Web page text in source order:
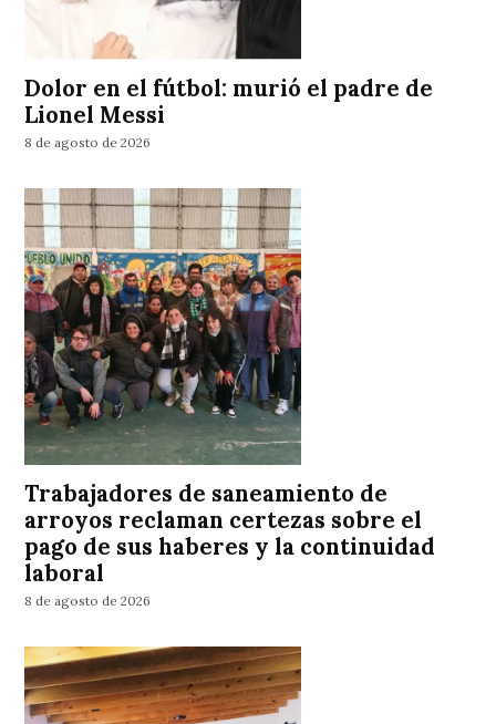
Dolor en el fútbol: murió el padre de
Lionel Messi
8 de agosto de 2026
Trabajadores de saneamiento de
arroyos reclaman certezas sobre el
pago de sus haberes y la continuidad
laboral
8 de agosto de 2026